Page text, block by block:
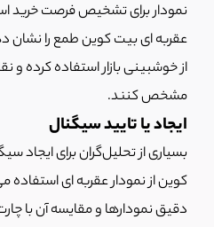
نمودار برای تشخیص فرصت خرید
عقربه ای بیت کوین طمع را نشان
از خوشبینی بازار استفاده کرده و
مشخص کنند.
ایجاد یا تایید سیگنال
بسیاری از تحلیل‌گران برای ایجاد
کوین از نمودار عقربه ای استفاده
دقیق نمودارها و مقایسه آن با